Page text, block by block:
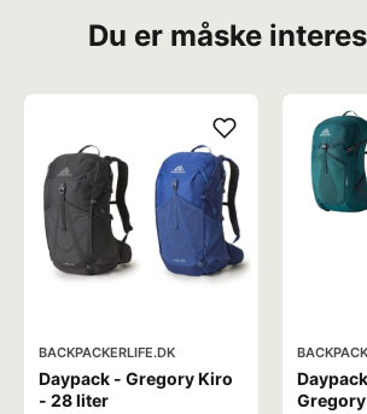
Du er måske
BACKPACKERLIFE.DK
Daypack - Gregory Kiro
- 28 liter